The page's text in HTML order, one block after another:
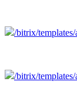
/bitrix/
/bitrix/